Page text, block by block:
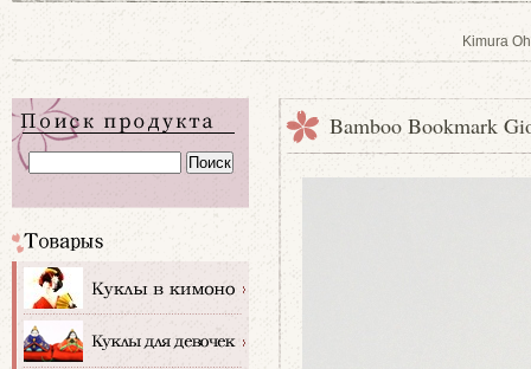
Kimura
Bamboo Bookmark